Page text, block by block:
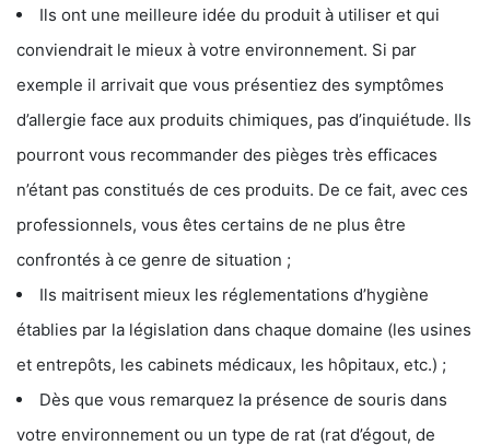
Ils ont une meilleure idée du produit à utiliser et qui
conviendrait le mieux à votre environnement. Si par
exemple il arrivait que vous présentiez des symptômes
d’allergie face aux produits chimiques, pas d’inquiétude. Ils
pourront vous recommander des pièges très efficaces
n’étant pas constitués de ces produits. De ce fait, avec ces
professionnels, vous êtes certains de ne plus être
confrontés à ce genre de situation ;
Ils maitrisent mieux les réglementations d’hygiène
établies par la législation dans chaque domaine (les usines
et entrepôts, les cabinets médicaux, les hôpitaux, etc.) ;
Dès que vous remarquez la présence de souris dans
votre environnement ou un type de rat (rat d’égout, de